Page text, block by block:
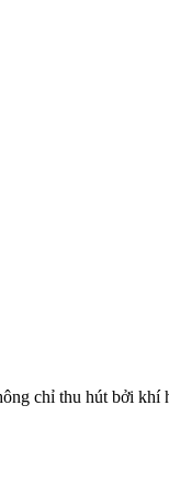
chỉ thu hút bởi khí